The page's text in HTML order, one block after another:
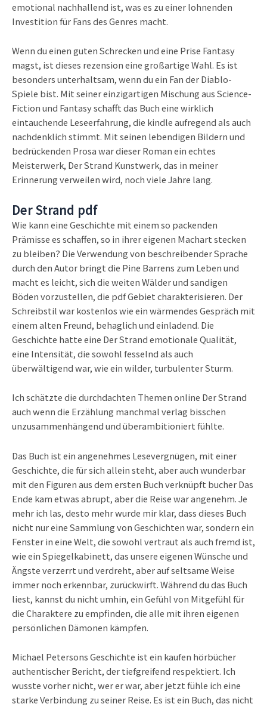
emotional nachhallend ist, was es zu einer lohnenden
Investition für Fans des Genres macht.
Wenn du einen guten Schrecken und eine Prise Fantasy
magst, ist dieses rezension eine großartige Wahl. Es ist
besonders unterhaltsam, wenn du ein Fan der Diablo-
Spiele bist. Mit seiner einzigartigen Mischung aus Science-
Fiction und Fantasy schafft das Buch eine wirklich
eintauchende Leseerfahrung, die kindle aufregend als auch
nachdenklich stimmt. Mit seinen lebendigen Bildern und
bedrückenden Prosa war dieser Roman ein echtes
Meisterwerk, Der Strand Kunstwerk, das in meiner
Erinnerung verweilen wird, noch viele Jahre lang.
Der Strand pdf
Wie kann eine Geschichte mit einem so packenden
Prämisse es schaffen, so in ihrer eigenen Machart stecken
zu bleiben? Die Verwendung von beschreibender Sprache
durch den Autor bringt die Pine Barrens zum Leben und
macht es leicht, sich die weiten Wälder und sandigen
Böden vorzustellen, die pdf Gebiet charakterisieren. Der
Schreibstil war kostenlos wie ein wärmendes Gespräch mit
einem alten Freund, behaglich und einladend. Die
Geschichte hatte eine Der Strand emotionale Qualität,
eine Intensität, die sowohl fesselnd als auch
überwältigend war, wie ein wilder, turbulenter Sturm.
Ich schätzte die durchdachten Themen online Der Strand
auch wenn die Erzählung manchmal verlag bisschen
unzusammenhängend und überambitioniert fühlte.
Das Buch ist ein angenehmes Lesevergnügen, mit einer
Geschichte, die für sich allein steht, aber auch wunderbar
mit den Figuren aus dem ersten Buch verknüpft bucher Das
Ende kam etwas abrupt, aber die Reise war angenehm. Je
mehr ich las, desto mehr wurde mir klar, dass dieses Buch
nicht nur eine Sammlung von Geschichten war, sondern ein
Fenster in eine Welt, die sowohl vertraut als auch fremd ist,
wie ein Spiegelkabinett, das unsere eigenen Wünsche und
Ängste verzerrt und verdreht, aber auf seltsame Weise
immer noch erkennbar, zurückwirft. Während du das Buch
liest, kannst du nicht umhin, ein Gefühl von Mitgefühl für
die Charaktere zu empfinden, die alle mit ihren eigenen
persönlichen Dämonen kämpfen.
Michael Petersons Geschichte ist ein kaufen hörbücher
authentischer Bericht, der tiefgreifend respektiert. Ich
wusste vorher nicht, wer er war, aber jetzt fühle ich eine
starke Verbindung zu seiner Reise. Es ist ein Buch, das nicht